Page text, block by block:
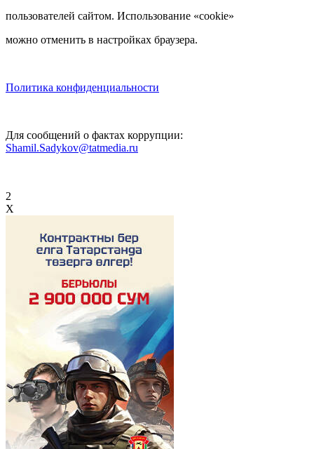
пользователей сайтом. Использование «cookie»
можно отменить в настройках браузера.
Политика конфиденциальности
Для сообщений о фактах коррупции:
Shamil.Sadykov@tatmedia.ru
2
X